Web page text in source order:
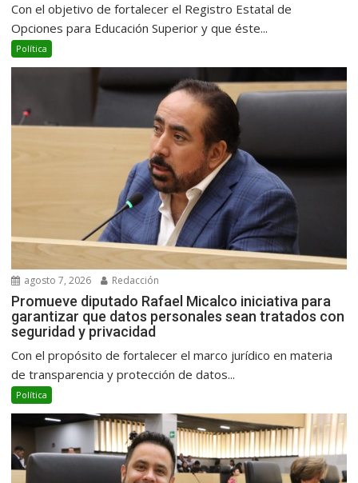
Con el objetivo de fortalecer el Registro Estatal de
Opciones para Educación Superior y que éste...
Política
agosto 7, 2026 Redacción
Promueve diputado Rafael Micalco iniciativa para
garantizar que datos personales sean tratados con
seguridad y privacidad
Con el propósito de fortalecer el marco jurídico en materia
de transparencia y protección de datos...
Política